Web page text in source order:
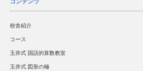
コンテンツ
校舎紹介
コース
玉井式 国語的算数教室
玉井式 図形の極